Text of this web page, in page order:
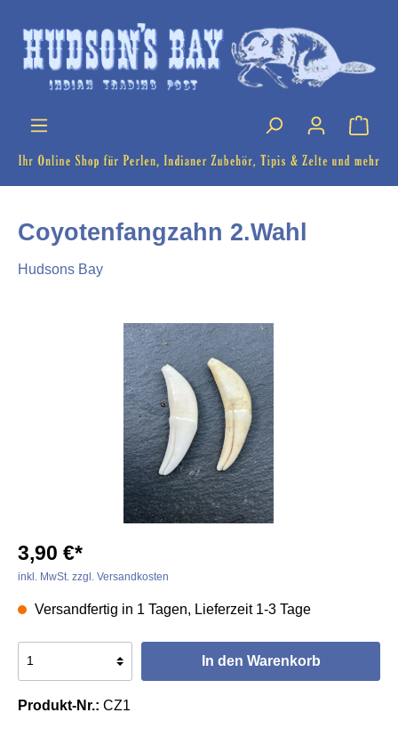
Coyotenfangzahn 2.Wahl
Hudsons Bay
3,90 €*
inkl. MwSt. zzgl. Versandkosten
Versandfertig in 1 Tagen, Lieferzeit 1-3 Tage
In den Warenkorb
Produkt-Nr.: CZ1